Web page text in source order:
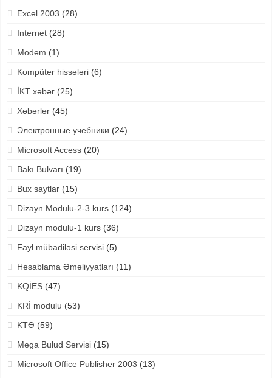
Excel 2003 (28)
Internet(28)
Modem (1)
Kompüter hissələri(6)
İKT xəbər(25)
Xəbərlər(45)
Электронные учебники (24)
Microsoft Access(20)
Bakı Bulvarı (19)
Bux saytlar(15)
Dizayn Modulu-2-3 kurs(124)
Dizayn modulu-1 kurs(36)
Fayl mübadiləsi servisi(5)
Hesablama Əməliyyatları (11)
KQİES(47)
KRİ modulu (53)
KTƏ (59)
Mega Bulud Servisi(15)
Microsoft Office Publisher 2003 (13)